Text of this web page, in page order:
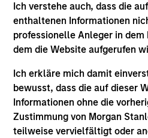
Ich verstehe auch, dass die
enthaltenen Informationen
professionelle Anleger in dem
dem die Website aufgerufen
Ich erkläre mich damit
bewusst, dass die auf dieser
Informationen ohne die
Zustimmung von Morgan
teilweise vervielfältigt oder
Aussagekräftiges
integriert in
2
Stärke